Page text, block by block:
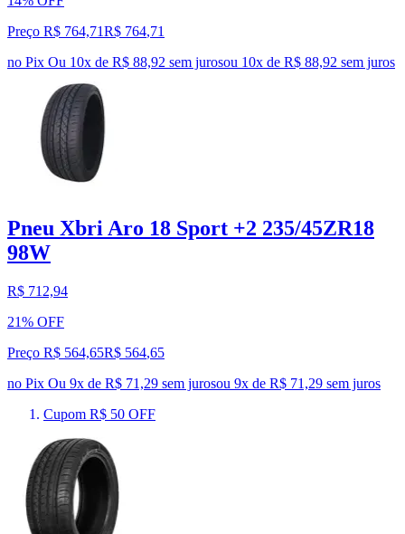
Preço R$ 764,71R$ 764,71
no Pix Ou 10x de R$ 88,92 sem jurosou 10x de R$ 88,92 sem juros
Pneu Xbri Aro 18 Sport +2 235/45ZR18
98W
R$ 712,94
21% OFF
Preço R$ 564,65R$ 564,65
no Pix Ou 9x de R$ 71,29 sem jurosou 9x de R$ 71,29 sem juros
Cupom R$ 50 OFF